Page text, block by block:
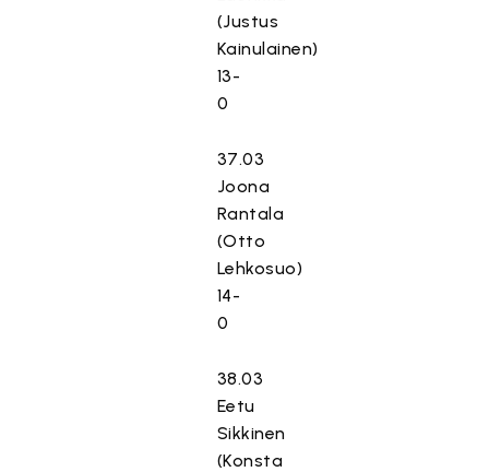
(Justus
Kainulainen)
13-
0
37.03
Joona
Rantala
(Otto
Lehkosuo)
14-
0
38.03
Eetu
Sikkinen
(Konsta
T
m
s
ä
l
t
o
n
e
s